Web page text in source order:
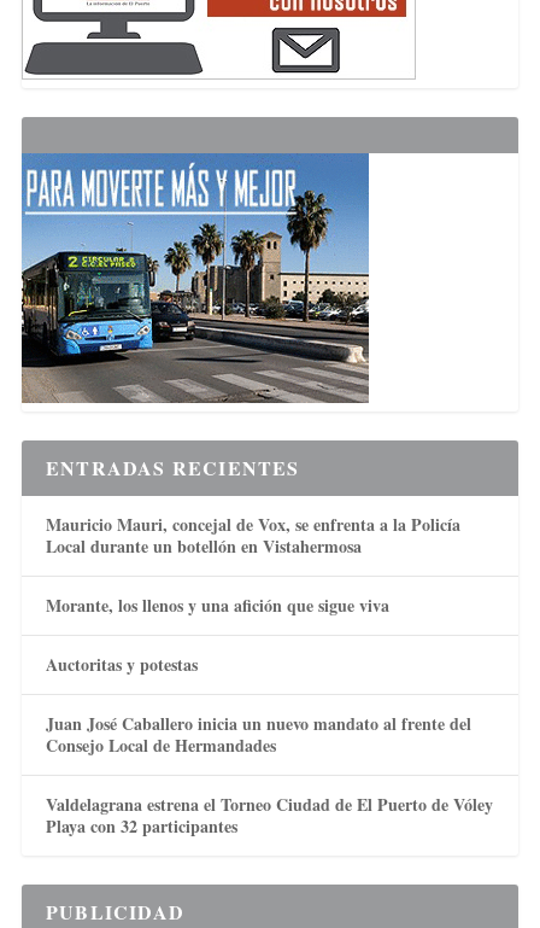
ENTRADAS RECIENTES
Mauricio Mauri, concejal de Vox, se enfrenta a la Policía
Local durante un botellón en Vistahermosa
Morante, los llenos y una afición que sigue viva
Auctoritas y potestas
Juan José Caballero inicia un nuevo mandato al frente del
Consejo Local de Hermandades
Valdelagrana estrena el Torneo Ciudad de El Puerto de Vóley
Playa con 32 participantes
PUBLICIDAD